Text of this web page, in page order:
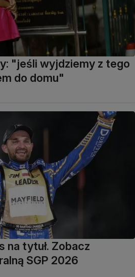
"jeśli wyjdziemy z tego
do domu"
na tytuł. Zobacz
SGP 2026